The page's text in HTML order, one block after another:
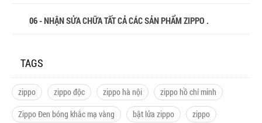
06 - NHẬN SỬA CHỮA TẤT CẢ CÁC SẢN PHẨM ZIPPO .
TAGS
zippo zippo độc zippo hà nội
zippo hồ chí minh
Zippo Đen bóng khắc mạ vàng
bật lửa zippo zippo